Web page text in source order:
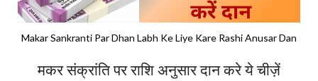
Makar Sankranti Par Dhan Labh Ke Liye Kare Rashi Anusar Dan
मकर संक्रांति पर राशि अनुसार दान करे ये चीज़ें